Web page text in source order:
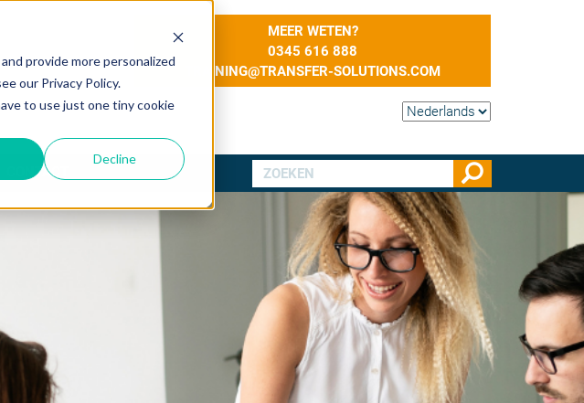
provide more personalized
our Privacy Policy.
to use just one tiny cookie
Decline
MEER WETEN?
0345 616 888
TRAINING@TRANSFER-SOLUTIONS.COM
CONTACT